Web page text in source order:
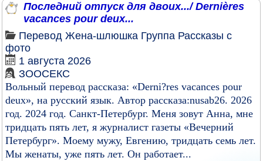
Последний отпуск для двоих.../ Dernières
vacances pour deux...
Перевод Жена-шлюшка Группа Рассказы с
фото
1 августа 2026
ЗООСЕКС
Вольный перевод рассказа: «Derni?res vacances pour
deux», на русский язык. Автор рассказа:nusab26. 2026
год. 2024 год. Санкт-Петербург. Меня зовут Анна, мне
тридцать пять лет, я журналист газеты «Вечерний
Петербург». Моему мужу, Евгению, тридцать семь лет.
Мы женаты, уже пять лет. Он работает...